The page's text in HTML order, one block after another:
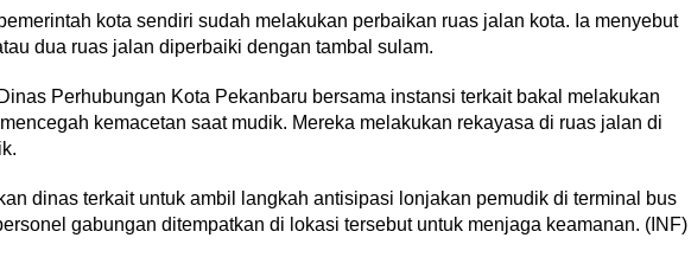
kota sendiri sudah melakukan perbaikan ruas jalan kota. Ia menyebut
dua ruas jalan diperbaiki dengan tambal sulam.
Perhubungan Kota Pekanbaru bersama instansi terkait bakal melakukan
kemacetan saat mudik. Mereka melakukan rekayasa di ruas jalan di
dinas terkait untuk ambil langkah antisipasi lonjakan pemudik di terminal bus
gabungan ditempatkan di lokasi tersebut untuk menjaga keamanan. (INF)